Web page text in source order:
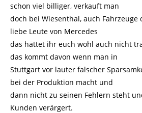
schon viel billiger, verkauft man
doch bei Wiesenthal, auch Fahrzeuge
liebe Leute von Mercedes
das hättet ihr euch wohl auch nicht
das kommt davon wenn man in
Stuttgart vor lauter falscher
bei der Produktion macht und
dann nicht zu seinen Fehlern steht
Kunden verärgert.